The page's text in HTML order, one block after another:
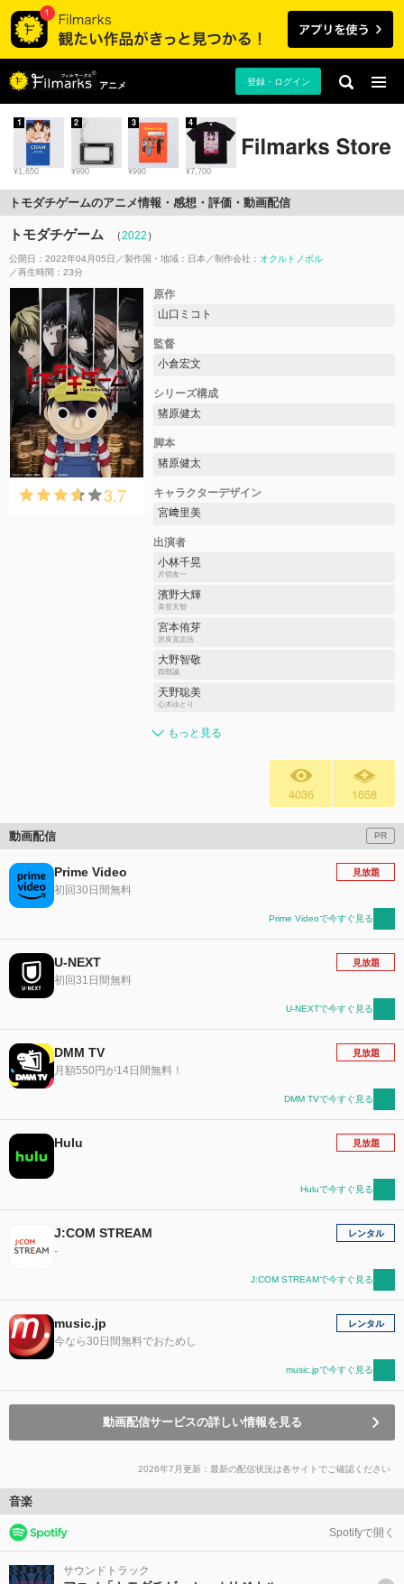
アニメ 登録・ログイン
¥1,650
1
¥990
2
¥990
3
¥7,700
4
トモダチゲームのアニメ情報・感想・評価・動画配信
トモダチゲーム （2022 ）
公開日：2022年04月05日 製作国・地域： 日本 制作会社： オクルトノボル
再生時間：23分
3.7
原作
山口ミコト
監督
小倉宏文
シリーズ構成
猪原健太
脚本
猪原健太
キャラクターデザイン
宮﨑里美
出演者
小林千晃
片切友一
濱野大輝
美笠天智
宮本侑芽
沢良宜志法
大野智敬
四部誠
天野聡美
心木ゆとり
もっと見る
4036 1658
動画配信 PR
Prime Video
初回30日間無料
見放題
Prime Videoで今すぐ見る
U-NEXT
初回31日間無料
見放題
U-NEXTで今すぐ見る
DMM TV
月額550円が14日間無料！
見放題
DMM TVで今すぐ見る
Hulu 見放題
Huluで今すぐ見る
J:COM STREAM
-
レンタル
J:COM STREAMで今すぐ見る
music.jp
今なら30日間無料でおためし
レンタル
music.jpで今すぐ見る
動画配信サービスの詳しい情報を見る
2026年7月更新：最新の配信状況は各サイトでご確認ください
音楽
Spotifyで開く
サウンドトラック